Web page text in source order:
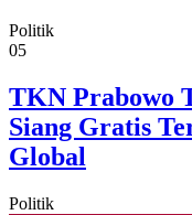
Politik
05
TKN Prabowo
Siang Gratis
Global
Politik